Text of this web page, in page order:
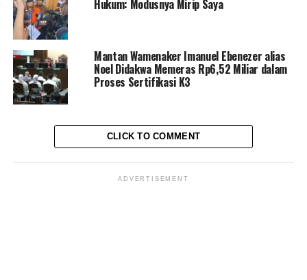
<
Hukum: Modusnya Mirip Saya
Mantan Wamenaker Imanuel Ebenezer alias
Noel Didakwa Memeras Rp6,52 Miliar dalam
Proses Sertifikasi K3
CLICK TO COMMENT
ADVERTISEMENT